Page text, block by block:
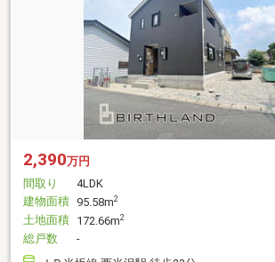
2,390万円
間取り
4LDK
建物面積 95.58m2
土地面積 172.66m2
総戸数
-